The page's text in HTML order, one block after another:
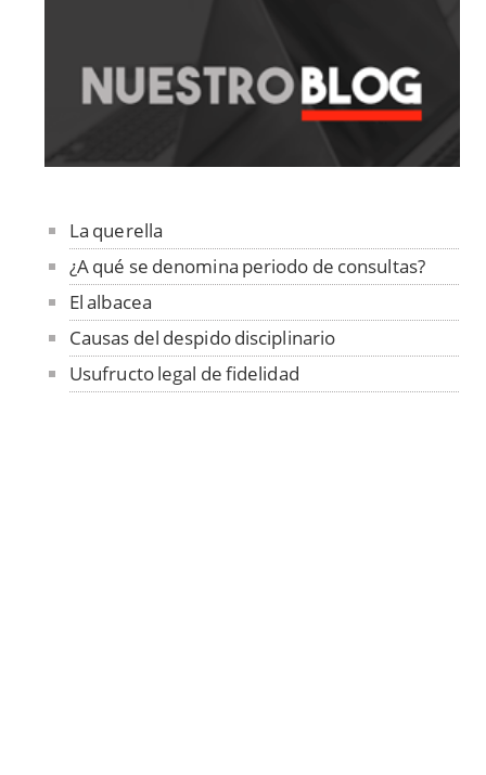
La querella
¿A qué se denomina periodo de consultas?
El albacea
Causas del despido disciplinario
Usufructo legal de fidelidad